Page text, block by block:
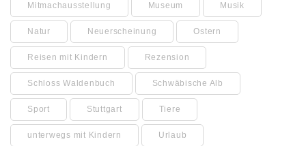
Mitmachausstellung Museum Musik
Natur Neuerscheinung Ostern
Reisen mit Kindern Rezension
Schloss Waldenbuch Schwäbische Alb
Sport Stuttgart Tiere
unterwegs mit Kindern Urlaub